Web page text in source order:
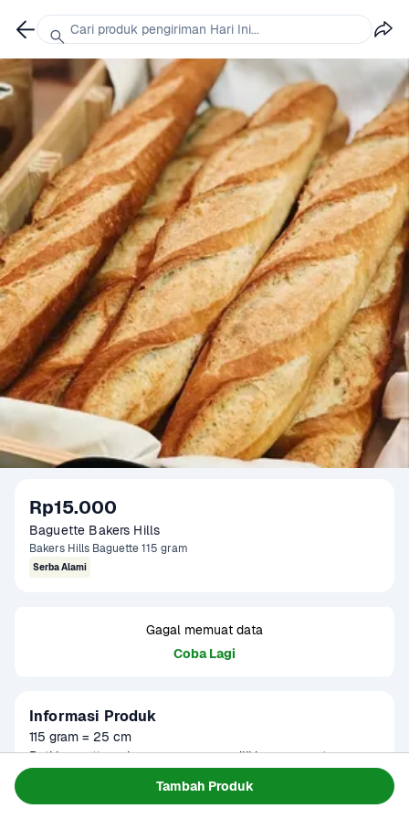
Tambah Produk
Rp15.000
Baguette Bakers Hills
Bakers Hills Baguette 115 gram
Serba Alami
Gagal memuat data
Coba Lagi
Informasi Produk
115 gram = 25 cm
Roti baguette polos umumnya memiliki rasa yang tawar
ada berbagai cara menyantap baguette roti Perancis yang
Terjadwal
Cari produk pengiriman Hari Ini...